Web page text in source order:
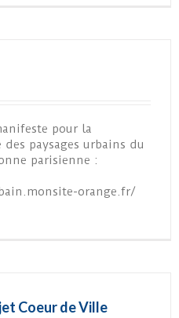
pour la
paysages urbains du
parisienne :
orange.fr/
Coeur de Ville